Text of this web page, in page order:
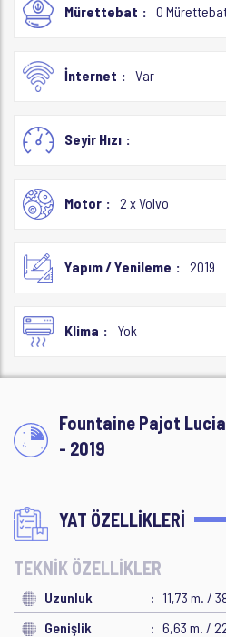
Mürettebat 0
İnternet Var
Seyir Hızı
Motor 2 x Volvo
Yapım / Yenileme 2019
Klima Yok
Fountaine Pajot
- 2019
YAT ÖZELLİKLERİ
TEKNİK ÖZELLİKLER
Uzunluk
11,73 m. /
Genişlik
6,63 m. /